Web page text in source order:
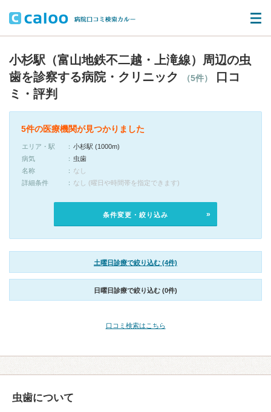
小杉駅（富山地鉄不二越・上滝線）周辺の虫
歯を診察する病院・クリニック
（5件）
口コ
ミ・評判
5件の医療機関が見つかりました
エリア・駅
小杉駅 (1000m)
病気
虫歯
名称
なし
詳細条件
なし (曜日や時間帯を指定できます)
条件変更・絞り込み
土曜日診療で絞り込む (4件)
日曜日診療で絞り込む (0件)
口コミ検索はこちら
虫歯について